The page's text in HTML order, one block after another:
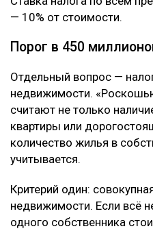
— 10% от стоимости.
Порог в 450
Отдельный вопрос —
недвижимости.
считают не только
квартиры или
количество жилья в
учитывается.
Критерий один:
недвижимости. Если всё
одного собственника